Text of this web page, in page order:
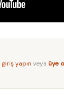
giriş yapın veya üye